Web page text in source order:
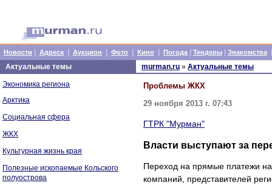
Новости Адреса Аукцион Фото Кино Погода Тендеры Знакомства
Актуальные темы
Экономика региона
Арктика
Социальная сфера
ЖКХ
Культурная жизнь края
Полезные ископаемые Кольского
полуострова
murman.ru » Актуальные темы
Проблемы ЖКХ
29 ноября 2013 г. 07:43
ГТРК "Мурман"
Власти выступают за
Переход на прямые платежи
компаний, представителей